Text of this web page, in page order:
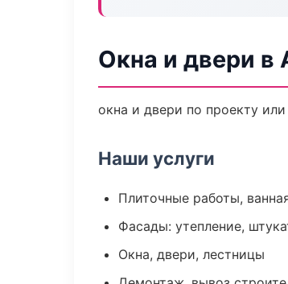
Окна и двери в
окна и двери по проекту
Наши услуги
Плиточные работы,
Фасады: утепление,
Окна, двери, лестницы